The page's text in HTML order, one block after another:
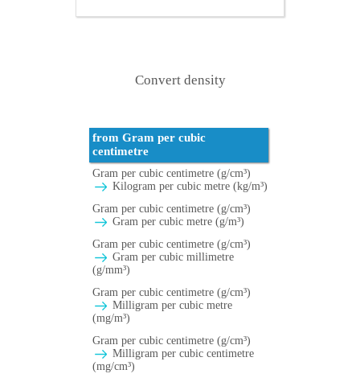
Convert density
from Gram per cubic
centimetre
Gram per cubic centimetre (g/cm³)
Kilogram per cubic metre (kg/m³)
Gram per cubic centimetre (g/cm³)
Gram per cubic metre (g/m³)
Gram per cubic centimetre (g/cm³)
Gram per cubic millimetre
(g/mm³)
Gram per cubic centimetre (g/cm³)
Milligram per cubic metre
(mg/m³)
Gram per cubic centimetre (g/cm³)
Milligram per cubic centimetre
(mg/cm³)